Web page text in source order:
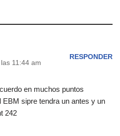
11:44 am
RESPONDER
en muchos puntos
EBM sipre tendra un antes y un
242